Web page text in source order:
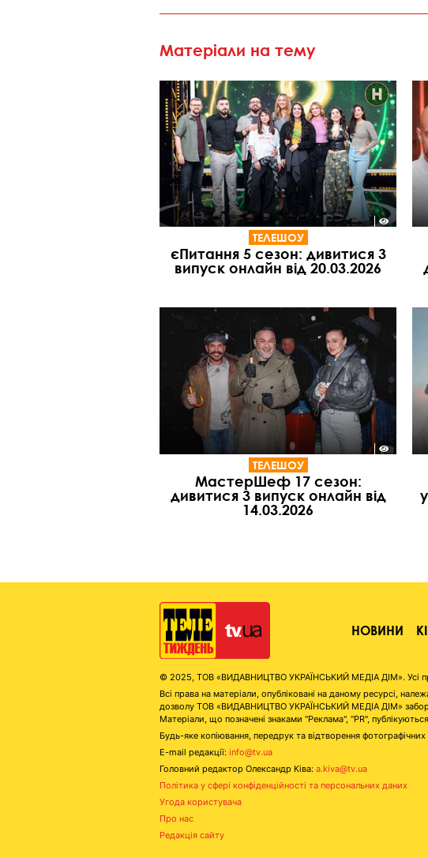
Матеріали на тему
ТЕЛЕШОУ
єПитання 5 сезон: дивитися 3
випуск онлайн від 20.03.2026
ТЕЛЕШОУ
МастерШеф 17 сезон:
дивитися 3 випуск онлайн від
14.03.2026
НОВИНИ
© 2025, ТОВ «ВИДАВНИЦТВО УКРАЇНСЬКИЙ МЕДІА ДІМ». Усі
Всі права на матеріали, опубліковані на даному ресурсі,
дозволу ТОВ «ВИДАВНИЦТВО УКРАЇНСЬКИЙ МЕДІА ДІМ»
Матеріали, що позначені знаками "Реклама", "PR",
Будь-яке копіювання, передрук та відтворення
E-mail редакції: info@tv.ua
Головний редактор Олександр Ківа: a.kiva@tv.ua
Політика у сфері конфіденційності та персональних даних
Угода користувача
Про нас
Редакція сайту